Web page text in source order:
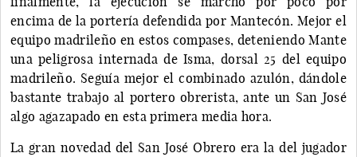
encima de la portería defendida por Mantecón. Mejor el
equipo madrileño en estos compases, deteniendo Mante
una peligrosa internada de Isma, dorsal 25 del equipo
madrileño. Seguía mejor el combinado azulón, dándole
bastante trabajo al portero obrerista, ante un San José
algo agazapado en esta primera media hora.
La gran novedad del San José Obrero era la del jugador